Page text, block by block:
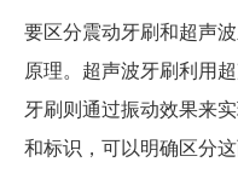
要区分震动牙刷和超声
原理。超声波牙刷利用
牙刷则通过振动效果来
和标识，可以明确区分